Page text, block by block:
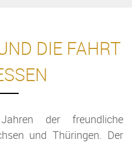
DIE FAHRT
der freundliche
und Thüringen. Der